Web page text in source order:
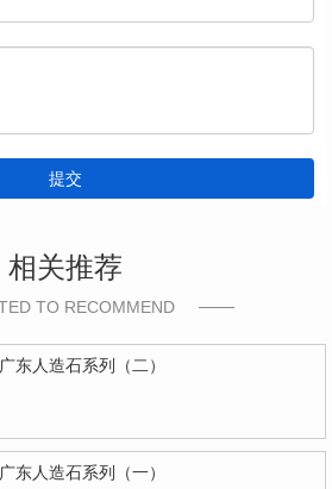
提交
相关推荐
TO RECOMMEND
东人造石系列（二）
东人造石系列（一）